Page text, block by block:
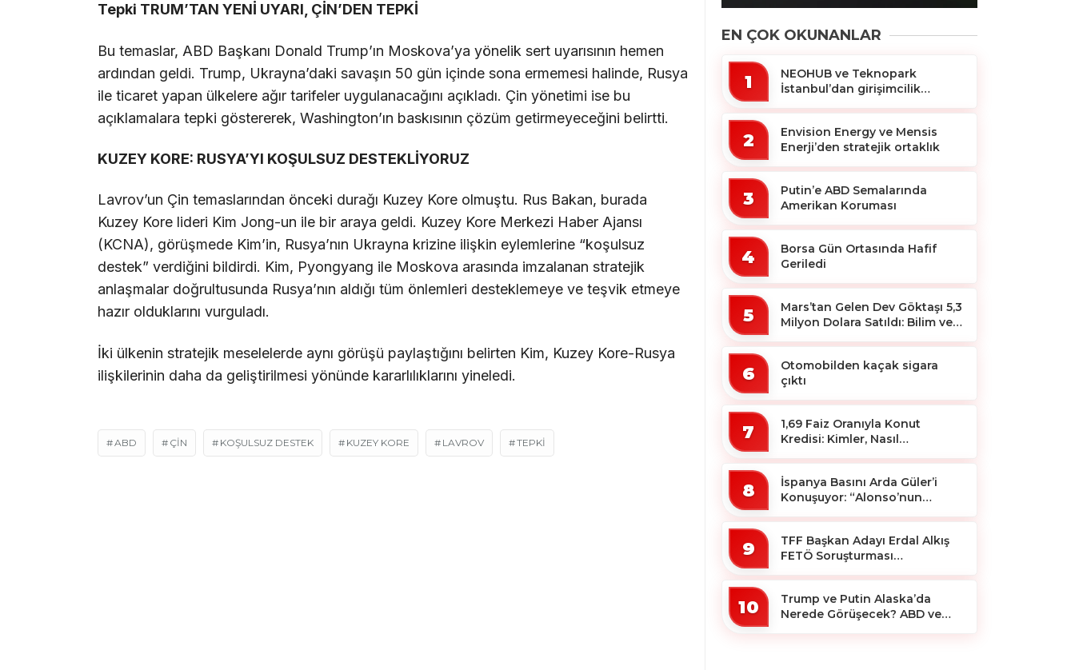
Tepki TRUM’TAN YENİ UYARI, ÇİN’DEN TEPKİ
Bu temaslar, ABD Başkanı Donald Trump’ın Moskova’ya yönelik sert uyarısının hemen
ardından geldi. Trump, Ukrayna’daki savaşın 50 gün içinde sona ermemesi halinde, Rusya
ile ticaret yapan ülkelere ağır tarifeler uygulanacağını açıkladı. Çin yönetimi ise bu
açıklamalara tepki göstererek, Washington’ın baskısının çözüm getirmeyeceğini belirtti.
KUZEY KORE: RUSYA’YI KOŞULSUZ DESTEKLİYORUZ
Lavrov’un Çin temaslarından önceki durağı Kuzey Kore olmuştu. Rus Bakan, burada
Kuzey Kore lideri Kim Jong-un ile bir araya geldi. Kuzey Kore Merkezi Haber Ajansı
(KCNA), görüşmede Kim’in, Rusya’nın Ukrayna krizine ilişkin eylemlerine “koşulsuz
destek” verdiğini bildirdi. Kim, Pyongyang ile Moskova arasında imzalanan stratejik
anlaşmalar doğrultusunda Rusya’nın aldığı tüm önlemleri desteklemeye ve teşvik etmeye
hazır olduklarını vurguladı.
İki ülkenin stratejik meselelerde aynı görüşü paylaştığını belirten Kim, Kuzey Kore-Rusya
ilişkilerinin daha da geliştirilmesi yönünde kararlılıklarını yineledi.
ABD ÇIN KOŞULSUZ DESTEK KUZEY KORE LAVROV TEPKI
EN ÇOK OKUNANLAR
1
NEOHUB ve Teknopark
İstanbul’dan girişimcilik
2
Envision Energy ve Mensis
Enerji’den stratejik ortaklık
3
Putin’e ABD Semalarında
Amerikan Koruması
4
Borsa Gün Ortasında Hafif
Geriledi
5
Mars’tan Gelen Dev Göktaşı 5,3
Milyon Dolara Satıldı: Bilim ve
6
Otomobilden kaçak sigara
çıktı
7
1,69 Faiz Oranıyla Konut
Kredisi: Kimler, Nasıl
8
İspanya Basını Arda Güler’i
Konuşuyor: “Alonso’nun
9
TFF Başkan Adayı Erdal Alkış
FETÖ Soruşturması
10
Trump ve Putin Alaska’da
Nerede Görüşecek? ABD ve